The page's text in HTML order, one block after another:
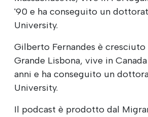
'90 e ha conseguito un
University.
Gilberto Fernandes è cresciuto
Grande Lisbona, vive in
anni e ha conseguito un
University.
Il podcast è prodotto dal